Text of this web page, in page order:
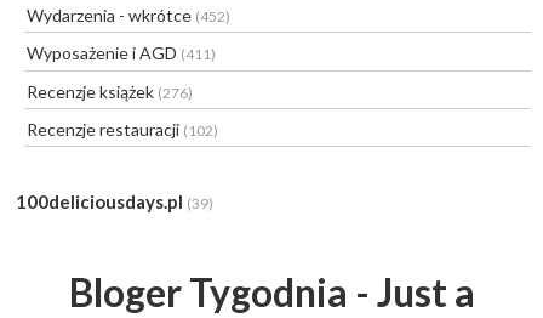
Wydarzenia - wkrótce (452)
Wyposażenie i AGD (411)
Recenzje książek (276)
Recenzje restauracji (102)
100deliciousdays.pl (39)
Bloger Tygodnia - Just a